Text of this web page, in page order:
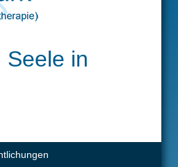
Seele in